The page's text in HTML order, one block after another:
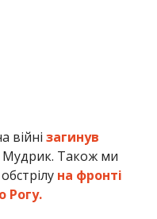
війні загинув
Також ми
на фронті
Рогу.